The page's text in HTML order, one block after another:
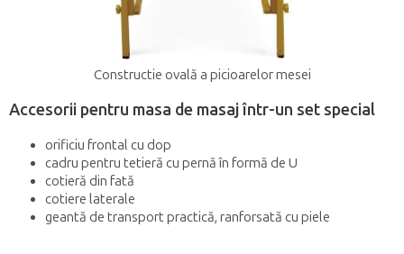
Constructie ovală a picioarelor mesei
Accesorii pentru masa de masaj într-un set special
orificiu frontal cu dop
cadru pentru tetieră cu pernă în formă de U
cotieră din fată
cotiere laterale
geantă de transport practică, ranforsată cu piele